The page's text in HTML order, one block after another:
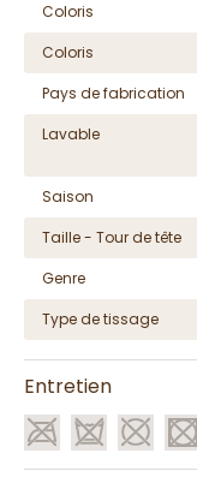
Coloris
Coloris
Pays de fabrication
Lavable
Saison
Taille - Tour de tête
Genre
Type de tissage
Entretien